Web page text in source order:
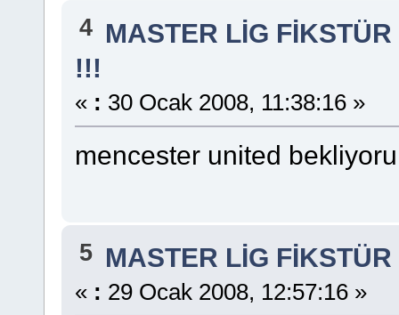
4 MASTER LİG FİKSTÜR
!!!
« : 30 Ocak 2008, 11:38:16 »
mencester united
5 MASTER LİG FİKSTÜR
« : 29 Ocak 2008, 12:57:16 »